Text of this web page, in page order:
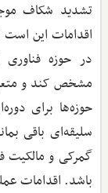
تشدید شکاف
اقدامات این
در حوزه
مشخص کند و
سلیقه‌ای باقی
گمرکی و مالکیت
باشد. اقدامات